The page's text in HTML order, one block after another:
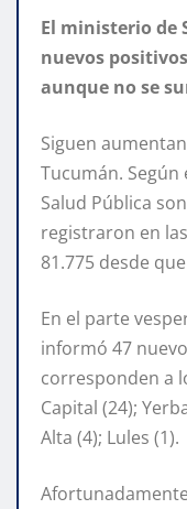
El ministerio de
nuevos
aunque no se
Siguen
Tucumán.
Salud Pública
registraron en
81.775 desde
En el parte
informó 47
corresponden a
Capital (24);
Alta (4); Lules (1).